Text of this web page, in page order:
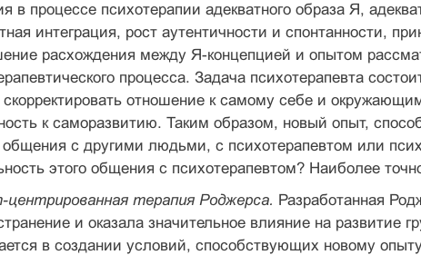
в процессе психотерапии адекватного образа Я,
интеграция, рост аутентичности и спонтанности,
расхождения между Я-концепцией и опытом
процесса. Задача психотерапевта
отношение к самому себе и
к саморазвитию. Таким образом, новый опыт,
общения с другими людьми, с психотерапевтом или
этого общения с психотерапевтом? Наиболее
центрированная терапия Роджерса. Разработанная
и оказала значительное влияние на развитие
в создании условий, способствующих новому